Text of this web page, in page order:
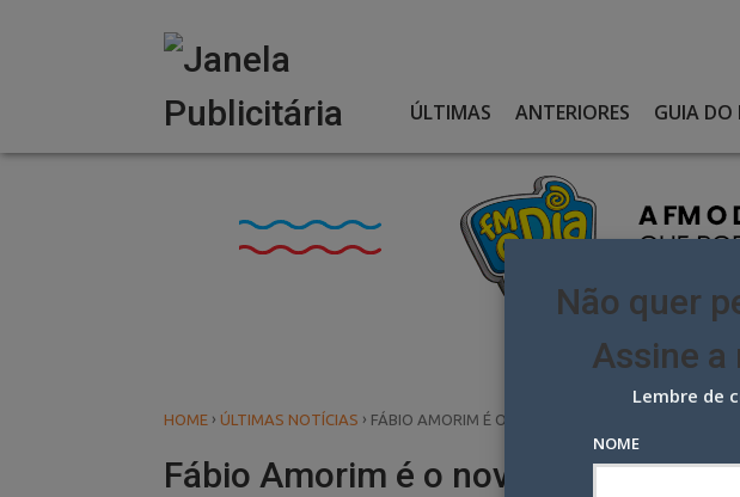
ÚLTIMAS ANTERIORES GUIA DO
HOME › ÚLTIMAS NOTÍCIAS › FÁBIO AMORIM É O NOVO CEO DA PIXEL RETAIL
Fábio Amorim é o novo CEO da
Não quer
Assine a
Lembre de
NOME